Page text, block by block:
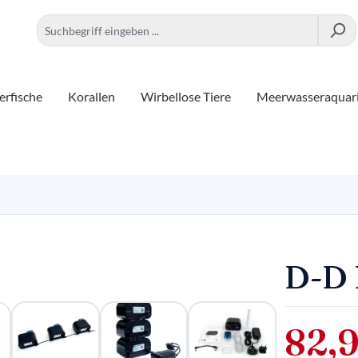
Korallen Wirbellose Tiere
D-D